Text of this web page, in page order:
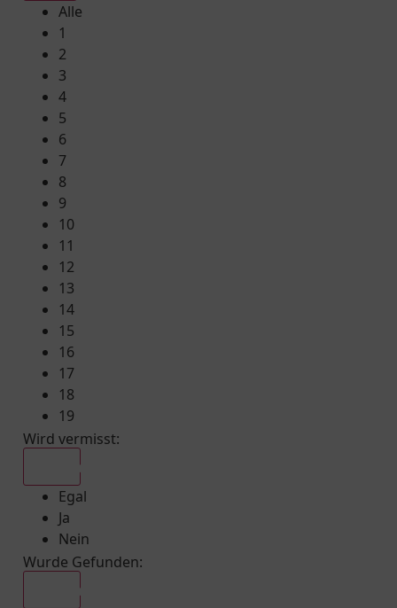
Alle
1
2
3
4
5
6
7
8
9
10
11
12
13
14
15
16
17
18
19
Wird vermisst:
Egal
Ja
Nein
Wurde Gefunden: